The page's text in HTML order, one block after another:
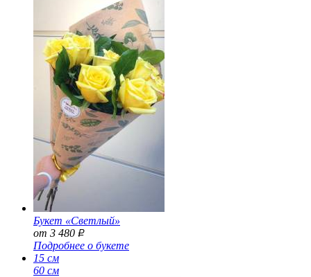
Букет «Светлый»
от 3 480 Р
Подробнее о букете
15 см
60 см